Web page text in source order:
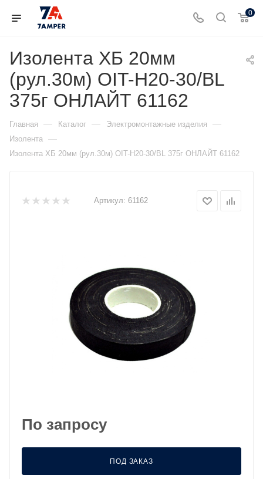
0
Изолента ХБ 20мм
(рул.30м) OIT-H20-30/BL
375г ОНЛАЙТ 61162
Главная — Каталог — Электромонтажные изделия —
Изолента —
Изолента ХБ 20мм (рул.30м) OIT-H20-30/BL 375г ОНЛАЙТ 61162
Артикул: 61162
По запросу
ПОД ЗАКАЗ